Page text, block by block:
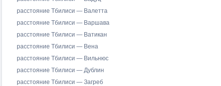
расстояние Тбилиси — Валетта
расстояние Тбилиси — Варшава
расстояние Тбилиси — Ватикан
расстояние Тбилиси — Вена
расстояние Тбилиси — Вильнюс
расстояние Тбилиси — Дублин
расстояние Тбилиси — Загреб